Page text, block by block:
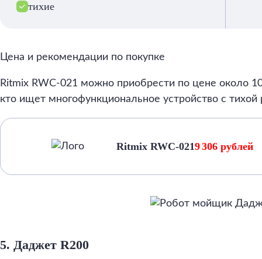
тихие
Цена и рекомендации по покупке
Ritmix RWC-021 можно приобрести по цене около
кто ищет многофункциональное устройство с
Ritmix RWC-0219 306 рублей
5. Даджет R200